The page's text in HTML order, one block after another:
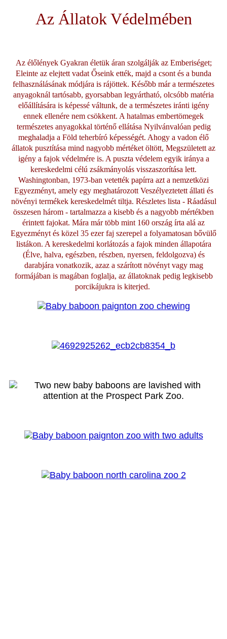
Az Állatok Védelmében
Az élőlények Gyakran életük áran szolgálják az Emberiséget;
Eleinte az elejtett vadat Őseink ették, majd a csont és a bunda
felhasználásának módjára is rájöttek. Később már a természetes
anyagoknál tartósabb, gyorsabban legyártható, olcsóbb matéria
előállítására is képessé váltunk, de a természetes iránti igény
ennek ellenére nem csökkent. A hatalmas embertömegek
természetes anyagokkal történő ellátása Nyilvánvalóan pedig
meghaladja a Föld teherbíró képességét. Ahogy a vadon élő
állatok pusztítása mind nagyobb mértéket öltött, Megszületett az
igény a fajok védelmére is. A puszta védelem egyik iránya a
kereskedelmi célú zsákmányolás visszaszorítása lett.
Washingtonban, 1973-ban vetették papírra azt a nemzetközi
Egyezményt, amely egy meghatározott Veszélyeztetett állati és
növényi termékek kereskedelmét tiltja. Részletes lista - Ráadásul
összesen három - tartalmazza a kisebb és a nagyobb mértékben
érintett fajokat. Mára már több mint 160 ország írta alá az
Egyezményt és közel 35 ezer faj szerepel a folyamatosan bővülő
listákon. A kereskedelmi korlátozás a fajok minden állapotára
(Élve, halva, egészben, részben, nyersen, feldolgozva) és
darabjára vonatkozik, azaz a szárított növényt vagy mag
formájában is magában foglalja, az állatoknak pedig legkisebb
porcikájukra is kiterjed.